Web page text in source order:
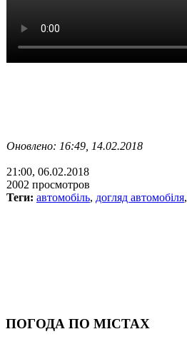
Оновлено: 16:49, 14.02.2018
21:00, 06.02.2018
2002 просмотров
Теги: автомобіль, догляд автомобіля,
ПОГОДА ПО МІСТАХ